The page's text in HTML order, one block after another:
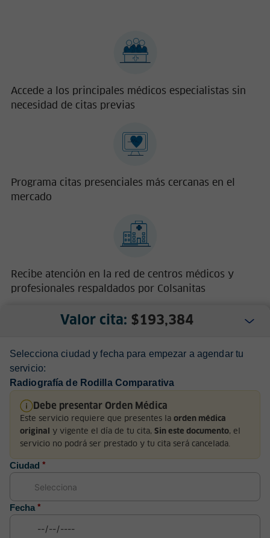
Valor cita: $193,384
Selecciona ciudad y fecha para empezar a agendar tu
servicio:
Radiografía de Rodilla Comparativa
Debe presentar Orden Médica
Este servicio requiere que presentes la orden médica
original
y vigente el día de tu cita, Sin este documento, el
servicio no podrá ser prestado y tu cita será cancelada.
Ciudad *
Fecha *
Accede a los principales médicos especialistas sin
necesidad de citas previas
Programa citas presenciales más cercanas en el
mercado
Recibe atención en la red de centros médicos y
profesionales respaldados por Colsanitas
Servicio al Cliente
Normatividad